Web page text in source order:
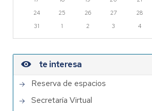
24
25 26 27 28
31
1 2 3 4
te interesa
Reserva de espacios
Secretaría Virtual